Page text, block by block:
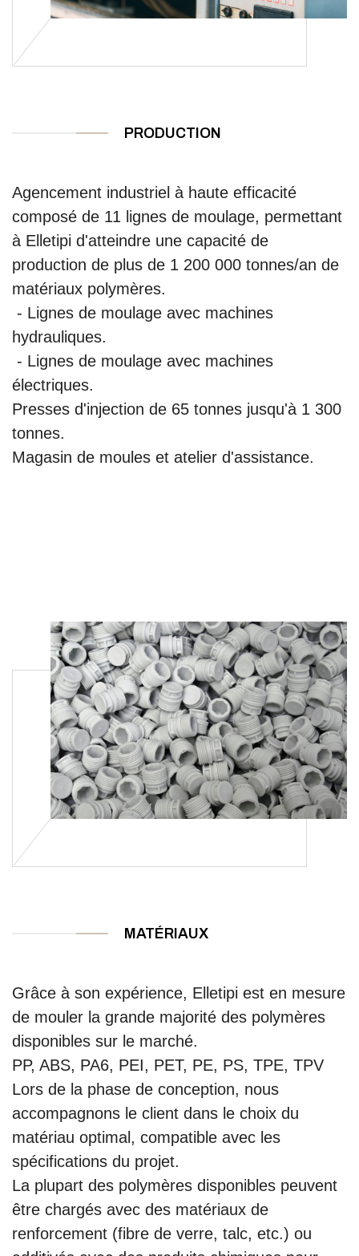
PRODUCTION
Agencement industriel à haute efficacité
composé de 11 lignes de moulage, permettant
à Elletipi d'atteindre une capacité de
production de plus de 1 200 000 tonnes/an de
matériaux polymères.
- Lignes de moulage avec machines
hydrauliques.
- Lignes de moulage avec machines
électriques.
Presses d'injection de 65 tonnes jusqu'à 1 300
tonnes.
Magasin de moules et atelier d'assistance.
MATÉRIAUX
Grâce à son expérience, Elletipi est en mesure
de mouler la grande majorité des polymères
disponibles sur le marché.
PP, ABS, PA6, PEI, PET, PE, PS, TPE, TPV
Lors de la phase de conception, nous
accompagnons le client dans le choix du
matériau optimal, compatible avec les
spécifications du projet.
La plupart des polymères disponibles peuvent
être chargés avec des matériaux de
renforcement (fibre de verre, talc, etc.) ou